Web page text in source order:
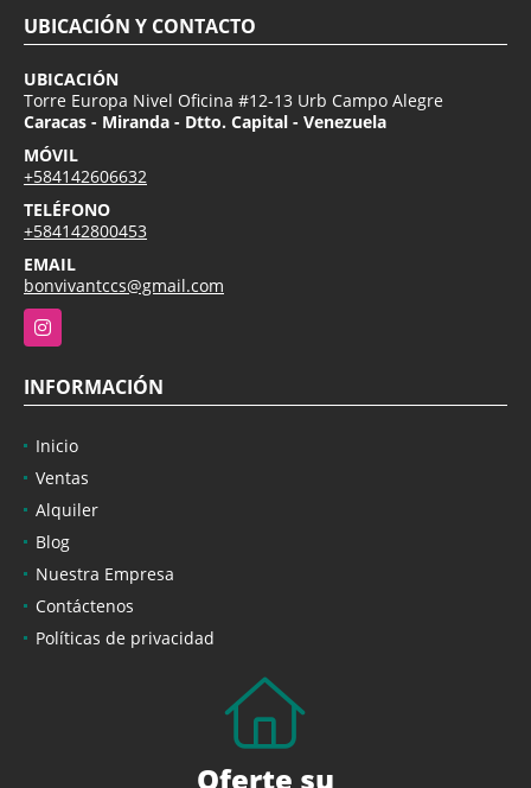
UBICACIÓN Y CONTACTO
UBICACIÓN
Torre Europa Nivel Oficina #12-13 Urb Campo Alegre
Caracas - Miranda - Dtto. Capital - Venezuela
MÓVIL
+584142606632
TELÉFONO
+584142800453
EMAIL
bonvivantccs@gmail.com
Instagram
INFORMACIÓN
Inicio
Ventas
Alquiler
Blog
Nuestra Empresa
Contáctenos
Políticas de privacidad
Oferte su